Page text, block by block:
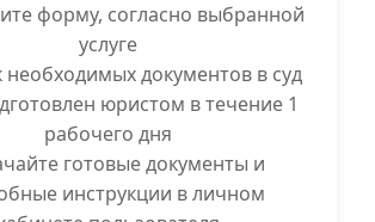
форму, согласно выбранной
услуге
необходимых документов в суд
юристом в течение 1
рабочего дня
готовые документы и
инструкции в личном